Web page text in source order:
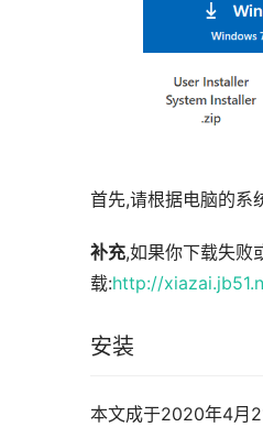
首先,请根据电脑的系
补充,如果你下载失败
载:http://
安装
本文成于2020年4月